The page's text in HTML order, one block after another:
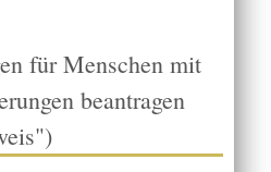
für Menschen mit
beantragen